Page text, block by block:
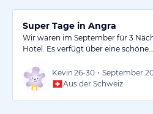
Super Tage in Angra
Wir waren im September für 3
Hotel. Es verfügt über eine schöne…
Kevin 26-30 • September
Aus der Schweiz